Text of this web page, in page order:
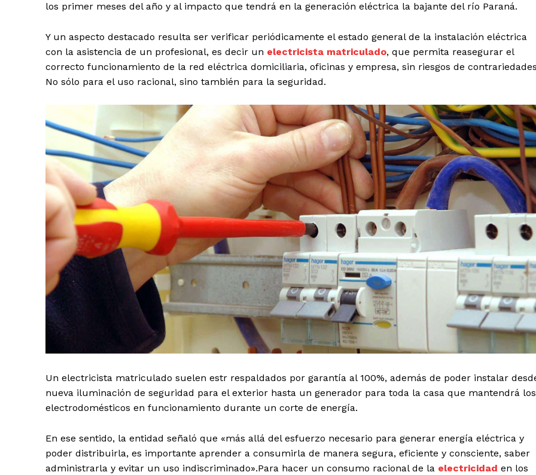
los primer meses del año y al impacto que tendrá en la generación eléctrica la bajante del río Paraná.
Y un aspecto destacado resulta ser verificar periódicamente el estado general de la instalación eléctrica
con la asistencia de un profesional, es decir un electricista matriculado, que permita reasegurar el
correcto funcionamiento de la red eléctrica domiciliaria, oficinas y empresa, sin riesgos de
No sólo para el uso racional, sino también para la seguridad.
Un electricista matriculado suelen estr respaldados por garantía al 100%, además de poder instalar
nueva iluminación de seguridad para el exterior hasta un generador para toda la casa que mantendrá los
electrodomésticos en funcionamiento durante un corte de energía.
En ese sentido, la entidad señaló que «más allá del esfuerzo necesario para generar energía eléctrica y
poder distribuirla, es importante aprender a consumirla de manera segura, eficiente y consciente, saber
administrarla y evitar un uso indiscriminado».Para hacer un consumo racional de la electricidad en los